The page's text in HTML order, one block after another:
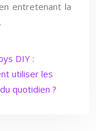
entretenant la
DIY :
utiliser les
quotidien ?